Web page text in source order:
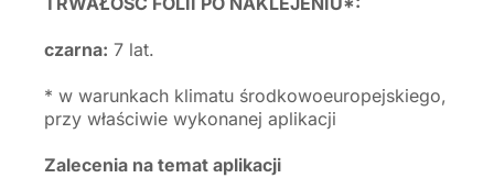
czarna: 7 lat.
* w warunkach klimatu środkowoeuropejskiego,
przy właściwie wykonanej aplikacji
Zalecenia na temat aplikacji